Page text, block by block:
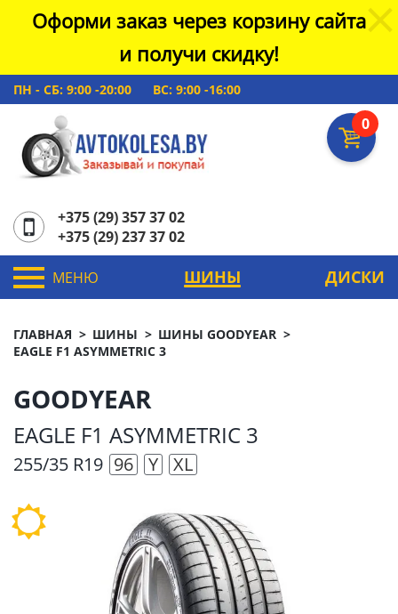
Оформи заказ через корзину сайта
и получи скидку!
ПН - СБ: 9:00 -20:00 ВС: 9:00 -16:00
0
+375 (29) 357 37 02
+375 (29) 237 37 02
МЕНЮ ШИНЫ ДИСКИ
ГЛАВНАЯ ШИНЫ
ШИНЫ GOODYEAR
EAGLE F1 ASYMMETRIC 3
GOODYEAR
EAGLE F1 ASYMMETRIC 3
255/35 R19 96 Y XL